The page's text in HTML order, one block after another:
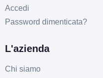
Accedi
Password dimenticata?
L'azienda
Chi siamo